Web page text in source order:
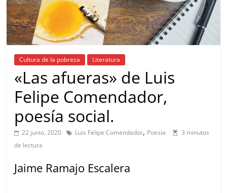
Cultura de la pobreza Literatura
«Las afueras» de Luis
Felipe Comendador,
poesía social.
22 junio, 2020 Luis Felipe Comendador, Poesía
3 minutos
de lectura
Jaime Ramajo Escalera